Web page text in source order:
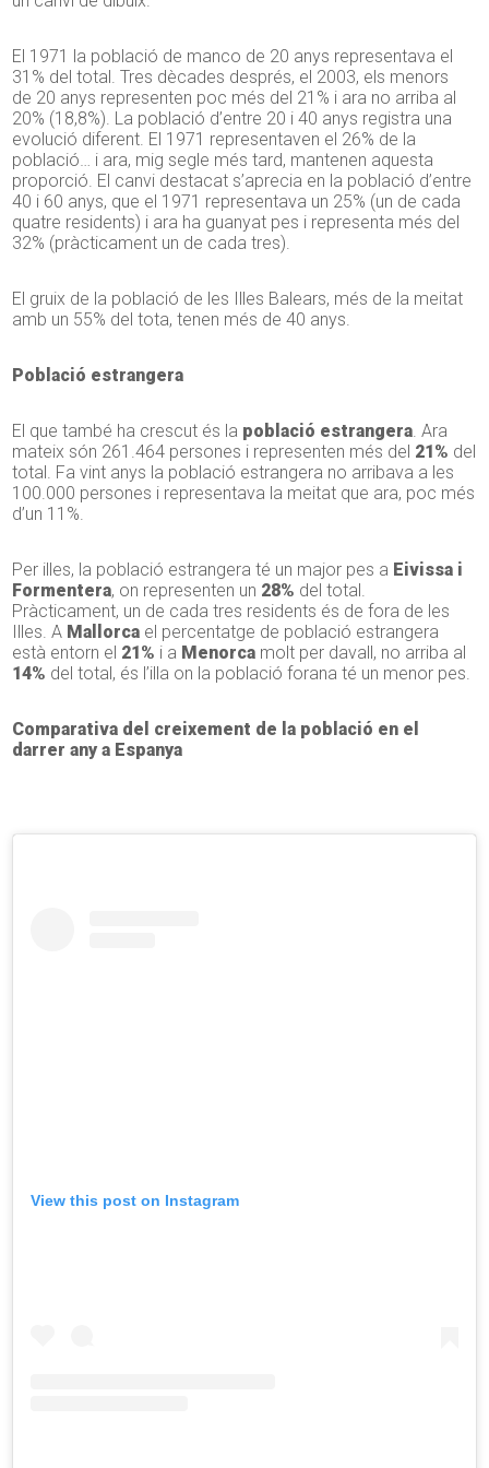
El 1971 la població de manco de 20 anys representava el
31% del total. Tres dècades després, el 2003, els menors
de 20 anys representen poc més del 21% i ara no arriba al
20% (18,8%). La població d’entre 20 i 40 anys registra una
evolució diferent. El 1971 representaven el 26% de la
població… i ara, mig segle més tard, mantenen aquesta
proporció. El canvi destacat s’aprecia en la població d’entre
40 i 60 anys, que el 1971 representava un 25% (un de cada
quatre residents) i ara ha guanyat pes i representa més del
32% (pràcticament un de cada tres).
El gruix de la població de les Illes Balears, més de la meitat
amb un 55% del tota, tenen més de40 anys.
Població estrangera
El que també ha crescut és la població estrangera. Ara
mateix són 261.464 persones i representen més del 21% del
total. Fa vint anys la població estrangera no arribava a les
100.000 persones i representava la meitat que ara, poc més
d’un 11%.
Per illes, la població estrangera té un major pes a Eivissa i
Formentera, on representen un 28% del total.
Pràcticament, un de cada tres residents és de fora de les
Illes. A Mallorca el percentatge de població estrangera
està entorn el 21% i a Menorca molt per davall, no arriba al
14% del total, és l’illa on la població forana té un menor pes.
Comparativa del creixement de la població en el
darrer any a Espanya
View this post on Instagram